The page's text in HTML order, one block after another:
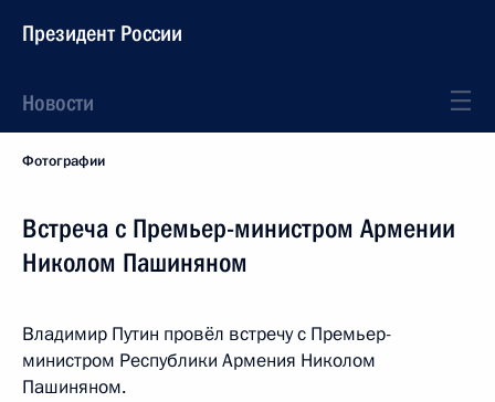
Президент России
Новости
Фотографии
Встреча с Премьер-министром Армении
Николом Пашиняном
Владимир Путин провёл встречу с Премьер-
министром Республики Армения Николом
Пашиняном.